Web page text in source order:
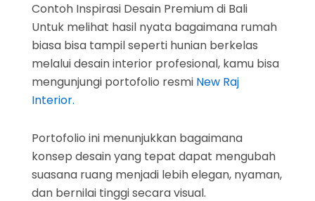
Contoh Inspirasi Desain Premium di Bali
Untuk melihat hasil nyata bagaimana rumah
biasa bisa tampil seperti hunian berkelas
melalui desain interior profesional, kamu bisa
mengunjungi portofolio resmi New Raj
Interior.
Portofolio ini menunjukkan bagaimana
konsep desain yang tepat dapat mengubah
suasana ruang menjadi lebih elegan, nyaman,
dan bernilai tinggi secara visual.